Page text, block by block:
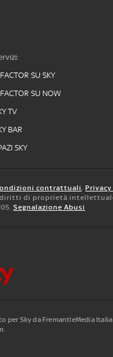
SU SKY
SU NOW
TV
BAR
SKY
contrattuali,
diritti di proprietà
Segnalazione Abusi
per Sky da FremantleMedia Italia